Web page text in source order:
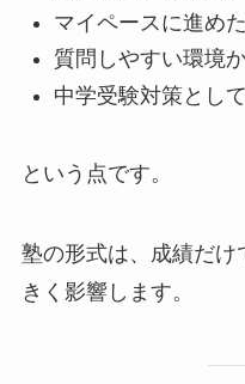
マイペースに進め
質問しやすい環境
中学受験対策とし
という点です。
塾の形式は、成績だ
きく影響します。